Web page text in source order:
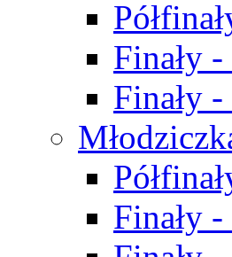
Finały
Finały
Finały